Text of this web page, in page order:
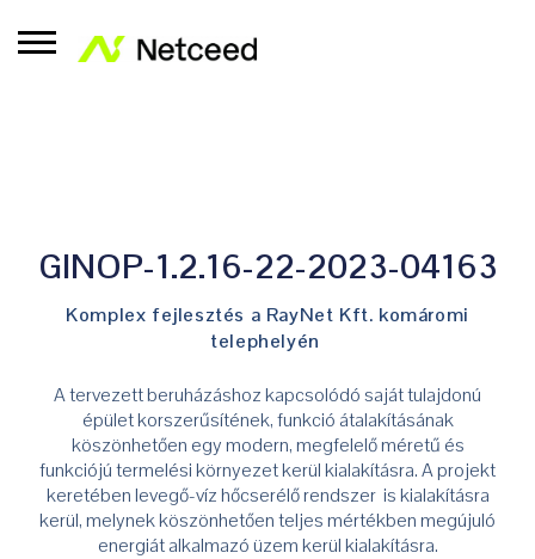
GINOP-1.2.16-22-2023-04163
Komplex fejlesztés a RayNet Kft. komáromi
telephelyén
A tervezett beruházáshoz kapcsolódó saját tulajdonú
épület korszerűsítének, funkció átalakításának
köszönhetően egy modern, megfelelő méretű és
funkciójú termelési környezet kerül kialakításra. A projekt
keretében levegő-víz hőcserélő rendszer is kialakításra
kerül, melynek köszönhetően teljes mértékben megújuló
energiát alkalmazó üzem kerül kialakításra.